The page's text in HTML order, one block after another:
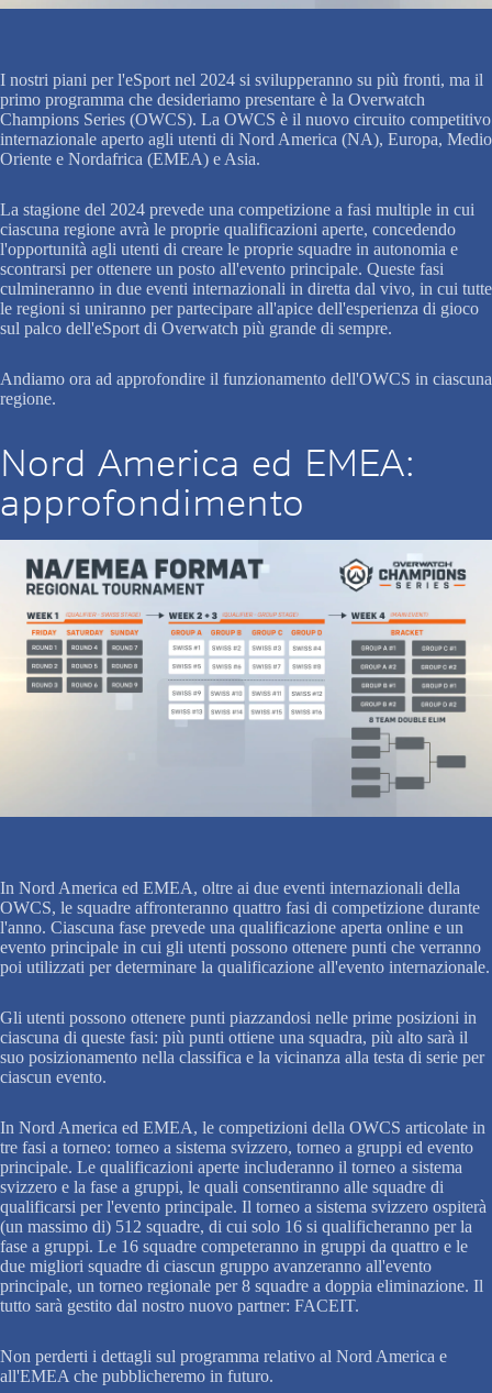
I nostri piani per l'eSport nel 2024 si svilupperanno su più fronti, ma il
primo programma che desideriamo presentare è la Overwatch
Champions Series (OWCS). La OWCS è il nuovo circuito competitivo
internazionale aperto agli utenti di Nord America (NA), Europa, Medio
Oriente e Nordafrica (EMEA) e Asia.
La stagione del 2024 prevede una competizione a fasi multiple in cui
ciascuna regione avrà le proprie qualificazioni aperte, concedendo
l'opportunità agli utenti di creare le proprie squadre in autonomia e
scontrarsi per ottenere un posto all'evento principale. Queste fasi
culmineranno in due eventi internazionali in diretta dal vivo, in cui tutte
le regioni si uniranno per partecipare all'apice dell'esperienza di gioco
sul palco dell'eSport di Overwatch più grande di sempre.
Andiamo ora ad approfondire il funzionamento dell'OWCS in ciascuna
regione.
Nord America ed EMEA:
approfondimento
In Nord America ed EMEA, oltre ai due eventi internazionali della
OWCS, le squadre affronteranno quattro fasi di competizione durante
l'anno. Ciascuna fase prevede una qualificazione aperta online e un
evento principale in cui gli utenti possono ottenere punti che verranno
poi utilizzati per determinare la qualificazione all'evento internazionale.
Gli utenti possono ottenere punti piazzandosi nelle prime posizioni in
ciascuna di queste fasi: più punti ottiene una squadra, più alto sarà il
suo posizionamento nella classifica e la vicinanza alla testa di serie per
ciascun evento.
In Nord America ed EMEA, le competizioni della OWCS articolate in
tre fasi a torneo: torneo a sistema svizzero, torneo a gruppi ed evento
principale. Le qualificazioni aperte includeranno il torneo a sistema
svizzero e la fase a gruppi, le quali consentiranno alle squadre di
qualificarsi per l'evento principale. Il torneo a sistema svizzero ospiterà
(un massimo di) 512 squadre, di cui solo 16 si qualificheranno per la
fase a gruppi. Le 16 squadre competeranno in gruppi da quattro e le
due migliori squadre di ciascun gruppo avanzeranno all'evento
principale, un torneo regionale per 8 squadre a doppia eliminazione. Il
tutto sarà gestito dal nostro nuovo partner: FACEIT.
Non perderti i dettagli sul programma relativo al Nord America e
all'EMEA che pubblicheremo in futuro.